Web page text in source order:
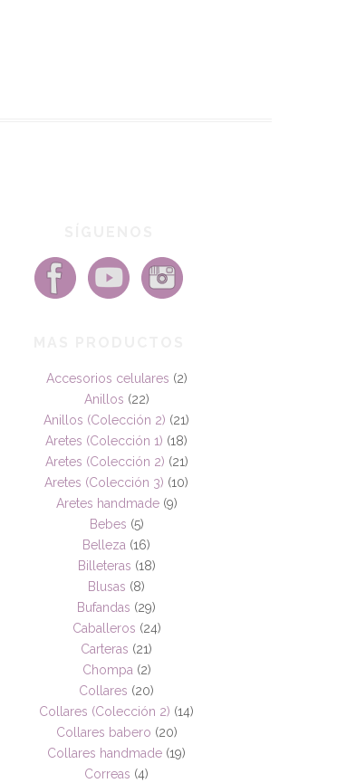
Accesorios celulares (2)
Anillos (22)
Anillos (Colección 2) (21)
Aretes (Colección 1) (18)
Aretes (Colección 2) (21)
Aretes (Colección 3) (10)
Aretes handmade (9)
Bebes (5)
Belleza (16)
Billeteras (18)
Blusas (8)
Bufandas (29)
Caballeros (24)
Carteras (21)
Chompa (2)
Collares (20)
Collares (Colección 2) (14)
Collares babero (20)
Collares handmade (19)
Correas (4)